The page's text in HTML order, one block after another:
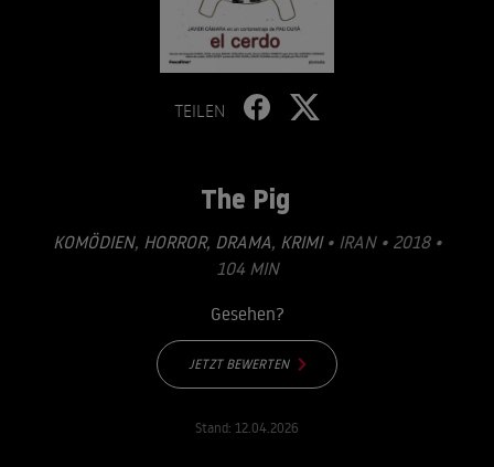
TEILEN
The Pig
KOMÖDIEN, HORROR, DRAMA, KRIMI• IRAN • 2018 •
104 MIN
Gesehen?
JETZT BEWERTEN
Stand: 12.04.2026